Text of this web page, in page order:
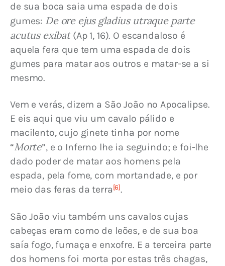
de sua boca saia uma espada de dois
gumes: De ore ejus gladius utraque parte
acutus exibat (Ap 1, 16). O escandaloso é
aquela fera que tem uma espada de dois
gumes para matar aos outros e matar-se a si
mesmo.
Vem e verás, dizem a São João no Apocalipse.
E eis aqui que viu um cavalo pálido e
macilento, cujo ginete tinha por nome
“Morte”, e o Inferno lhe ia seguindo; e foi-lhe
dado poder de matar aos homens pela
espada, pela fome, com mortandade, e por
meio das feras da terra[6].
São João viu também uns cavalos cujas
cabeças eram como de leões, e de sua boa
saía fogo, fumaça e enxofre. E a terceira parte
dos homens foi morta por estas três chagas,